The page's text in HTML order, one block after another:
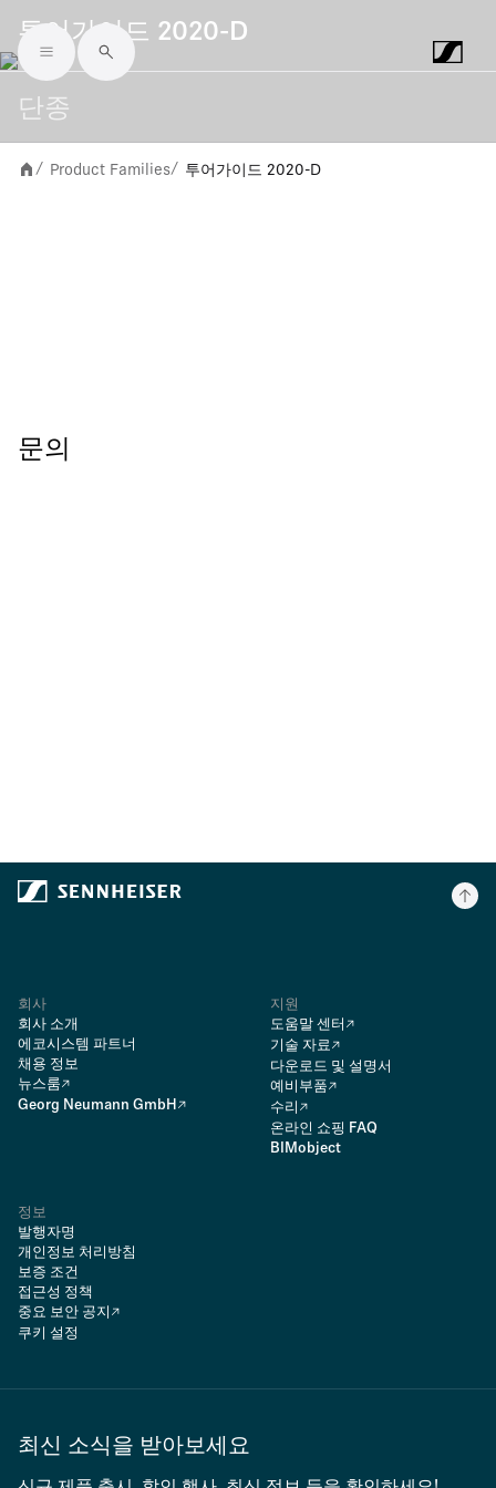
Skip to main content
투어가이드 2020-D
단종
/ Product Families/ 투어가이드 2020-D
문의
회사
회사 소개
에코시스템 파트너
채용 정보
뉴스룸
Georg Neumann GmbH
지원
도움말 센터
기술 자료
다운로드 및 설명서
예비부품
수리
온라인 쇼핑 FAQ
BIMobject
정보
발행자명
개인정보 처리방침
보증 조건
접근성 정책
중요 보안 공지
쿠키 설정
최신 소식을 받아보세요